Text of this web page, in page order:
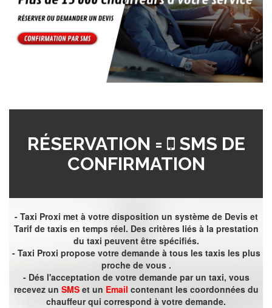
RÉSERVATION =
SMS DE
CONFIRMATION
- Taxi Proxi met à votre disposition un système de Devis et
Tarif de taxis en temps réel. Des critères liés à la prestation
du taxi peuvent être spécifiés.
- Taxi Proxi propose votre demande à tous les taxis les plus
proche de vous .
- Dés l'acceptation de votre demande par un taxi, vous
recevez un SMSet un Email contenant les coordonnées du
chauffeur qui correspond à votre demande.